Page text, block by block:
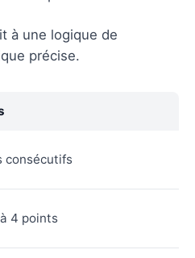
à une logique de
précise.
consécutifs
4 points